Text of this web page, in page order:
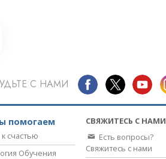
С НАМИ
помогаем
счастью
Обучения
СВЯЖИТЕСЬ С НАМИ
Есть вопросы?
Свяжитесь с нами